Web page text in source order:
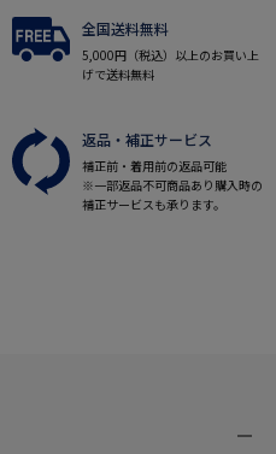
全国送料無料
5,000円（税込）以上のお買い上
げで送料無料
返品・補正サービス
補正前・着用前の返品可能
※一部返品不可商品あり購入時の
補正サービスも承ります。